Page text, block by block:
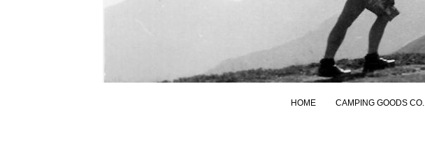
HOME CAMPING GOODS CO.